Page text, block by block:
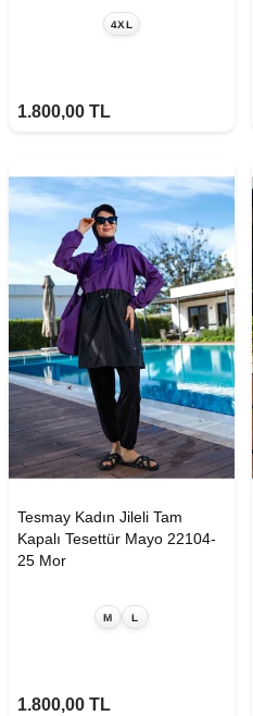
4XL
1.800,00 TL
Tesmay Kadın Jileli Tam
Kapalı Tesettür Mayo 22104-
25 Mor
M L
1.800,00 TL